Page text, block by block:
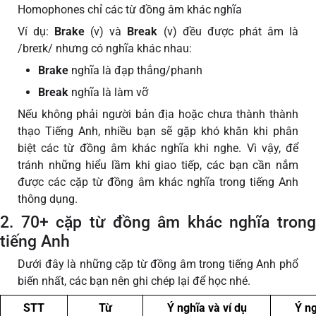
Homophones chỉ các từ đồng âm khác nghĩa
Ví dụ:
Brake (v) và Break (v) đều được phát âm là
/breɪk/ nhưng có nghĩa khác nhau:
Brake nghĩa là đạp thắng/phanh
Break nghĩa là làm vỡ
Nếu không phải người bản địa hoặc chưa thành thành
thạo Tiếng Anh, nhiều bạn sẽ gặp khó khăn khi phân
biệt các từ đồng âm khác nghĩa khi nghe. Vì vậy, để
tránh những hiểu lầm khi giao tiếp, các bạn cần nắm
được các cặp từ đồng âm khác nghĩa trong tiếng Anh
thông dụng.
2. 70+ cặp từ đồng âm khác nghĩa trong
tiếng Anh
Dưới đây là những cặp từ đồng âm trong tiếng Anh phổ
biến nhất, các bạn nên ghi chép lại để học nhé.
STT
Từ
Ý nghĩa và ví dụ Ý